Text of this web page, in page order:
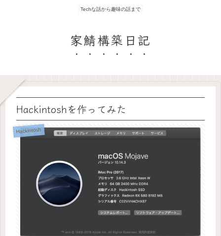
Techな話から趣味の話まで
家鯖構築日記
Hackintoshを作ってみた
Hackintosh